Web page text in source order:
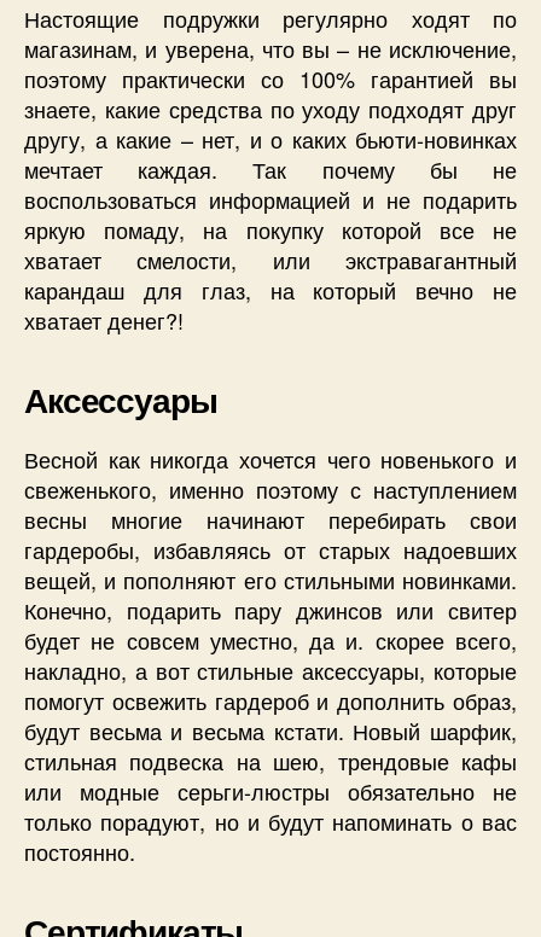
Настоящие подружки регулярно ходят по
магазинам, и уверена, что вы – не исключение,
поэтому практически со 100% гарантией вы
знаете, какие средства по уходу подходят друг
другу, а какие – нет, и о каких бьюти-новинках
мечтает каждая. Так почему бы не
воспользоваться информацией и не подарить
яркую помаду, на покупку которой все не
хватает смелости, или экстравагантный
карандаш для глаз, на который вечно не
хватает денег?!
Аксессуары
Весной как никогда хочется чего новенького и
свеженького, именно поэтому с наступлением
весны многие начинают перебирать свои
гардеробы, избавляясь от старых надоевших
вещей, и пополняют его стильными новинками.
Конечно, подарить пару джинсов или свитер
будет не совсем уместно, да и. скорее всего,
накладно, а вот стильные аксессуары, которые
помогут освежить гардероб и дополнить образ,
будут весьма и весьма кстати. Новый шарфик,
стильная подвеска на шею, трендовые кафы
или модные серьги-люстры обязательно не
только порадуют, но и будут напоминать о вас
постоянно.